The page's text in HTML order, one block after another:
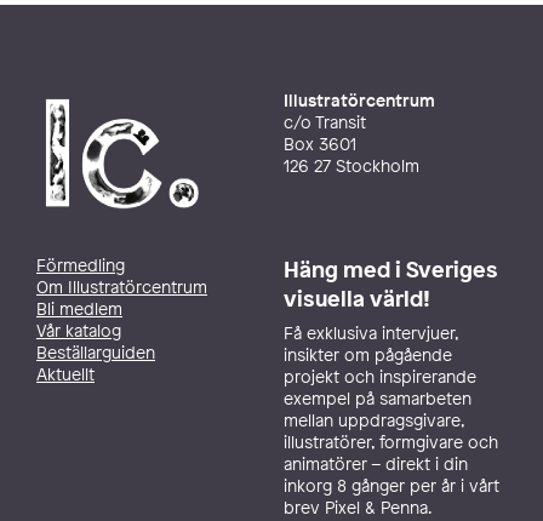
Illustratörcentrum
c/o Transit
Box 3601
126 27 Stockholm
Förmedling
Om Illustratörcentrum
Bli medlem
Vår katalog
Beställarguiden
Aktuellt
Häng med i Sveriges
visuella värld!
Få exklusiva intervjuer,
insikter om pågående
projekt och inspirerande
exempel på samarbeten
mellan uppdragsgivare,
illustratörer, formgivare och
animatörer – direkt i din
inkorg 8 gånger per år i vårt
brev Pixel & Penna.